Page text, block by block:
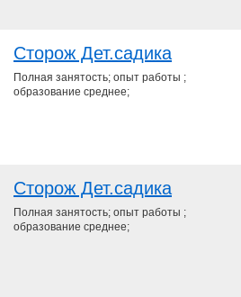
Сторож Дет.садика
Полная занятость; опыт работы ;
образование среднее;
Сторож Дет.садика
Полная занятость; опыт работы ;
образование среднее;